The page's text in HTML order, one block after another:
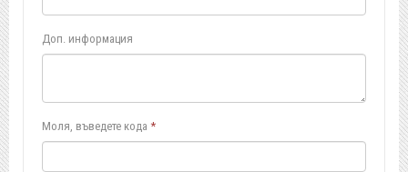
Доп. информация
Моля, въведете кода *